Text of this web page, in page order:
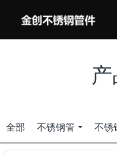
全部 不锈钢管 不锈